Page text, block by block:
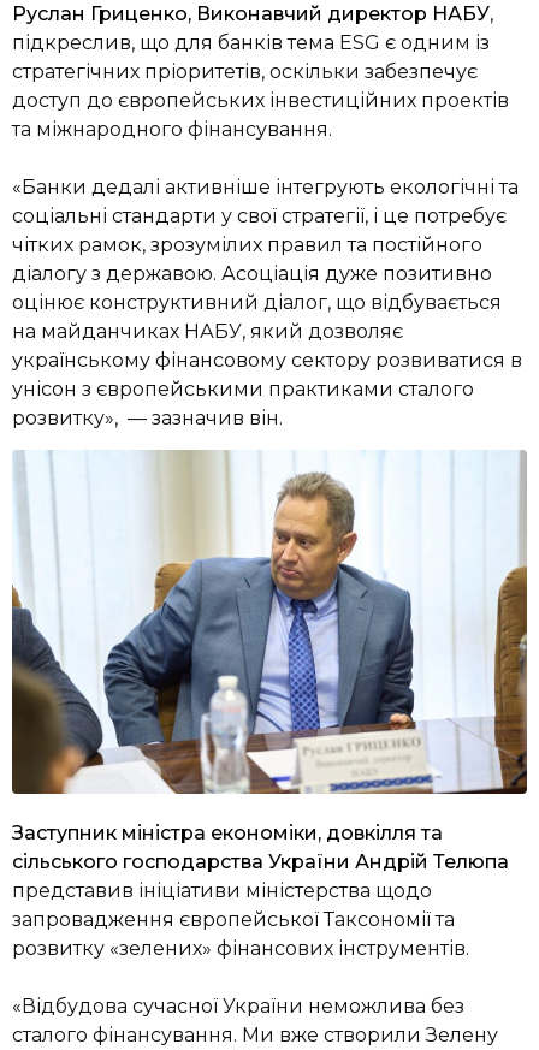
Руслан Гриценко, Виконавчий директор НАБУ,
підкреслив, що для банків тема ESG є одним із
стратегічних пріоритетів, оскільки забезпечує
доступ до європейських інвестиційних проектів
та міжнародного фінансування.
«Банки дедалі активніше інтегрують екологічні та
соціальні стандарти у свої стратегії, і це потребує
чітких рамок, зрозумілих правил та постійного
діалогу з державою. Асоціація дуже позитивно
оцінює конструктивний діалог, що відбувається
на майданчиках НАБУ, який дозволяє
українському фінансовому сектору розвиватися в
унісон з європейськими практиками сталого
розвитку», — зазначив він.
Заступник міністра економіки, довкілля та
сільського господарства України Андрій Телюпа
представив ініціативи міністерства щодо
запровадження європейської Таксономії та
розвитку «зелених» фінансових інструментів.
«Відбудова сучасної України неможлива без
сталого фінансування. Ми вже створили Зелену